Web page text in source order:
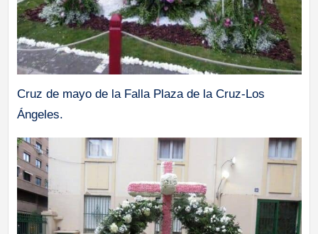
Cruz de mayo de la Falla Plaza de la Cruz-Los
Ángeles.